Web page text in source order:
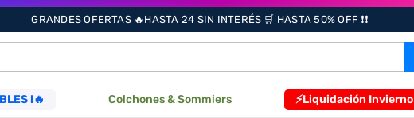
GRANDES OFERTAS 🔥HASTA 24 SIN INTERÉS 🛒 HASTA 50% OFF ❗❗
!🔥 Colchones & Sommiers ⚡Liquidación Invierno
BUSCADOS